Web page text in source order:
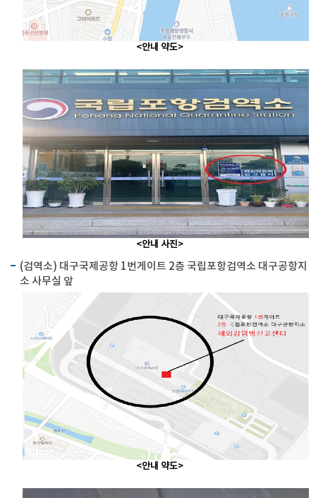
<안내 약도>
<안내 사진>
(검역소) 대구국제공항 1번게이트 2층 국립포항검역소 대구공항지
소 사무실 앞
<안내 약도>